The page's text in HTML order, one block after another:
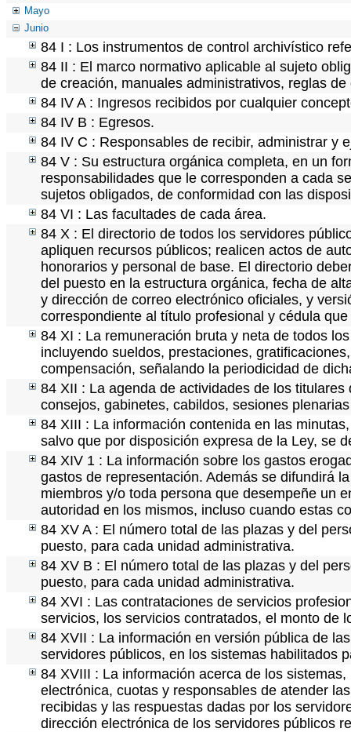
Mayo
Junio
84 I : Los instrumentos de control archivístico
84 II : El marco normativo aplicable al sujeto
de creación, manuales administrativos, reglas
84 IV A : Ingresos recibidos por cualquier
84 IV B : Egresos.
84 IV C : Responsables de recibir, administrar y
84 V : Su estructura orgánica completa, en un
responsabilidades que le corresponden a cada
sujetos obligados, de conformidad con las
84 VI : Las facultades de cada área.
84 X : El directorio de todos los servidores
apliquen recursos públicos; realicen actos de
honorarios y personal de base. El directorio
del puesto en la estructura orgánica, fecha de
y dirección de correo electrónico oficiales, y
correspondiente al título profesional y cédula
84 XI : La remuneración bruta y neta de todos
incluyendo sueldos, prestaciones,
compensación, señalando la periodicidad de
84 XII : La agenda de actividades de los
consejos, gabinetes, cabildos, sesiones
84 XIII : La información contenida en las
salvo que por disposición expresa de la Ley, se
84 XIV 1 : La información sobre los gastos
gastos de representación. Además se difundirá
miembros y/o toda persona que desempeñe un
autoridad en los mismos, incluso cuando estas
84 XV A : El número total de las plazas y del
puesto, para cada unidad administrativa.
84 XV B : El número total de las plazas y del
puesto, para cada unidad administrativa.
84 XVI : Las contrataciones de servicios
servicios, los servicios contratados, el monto de
84 XVII : La información en versión pública de
servidores públicos, en los sistemas habilitados
84 XVIII : La información acerca de los
electrónica, cuotas y responsables de atender
recibidas y las respuestas dadas por los
dirección electrónica de los servidores públicos